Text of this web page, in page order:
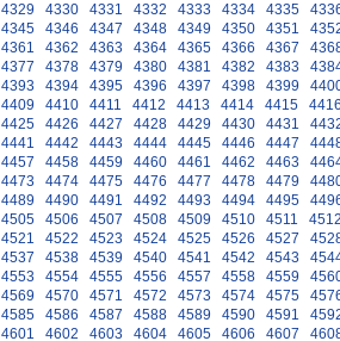
4329 4330 4331 4332 4333 4334 4335
4345 4346 4347 4348 4349 4350 4351
4361 4362 4363 4364 4365 4366 4367
4377 4378 4379 4380 4381 4382 4383
4393 4394 4395 4396 4397 4398 4399
4409 4410 4411 4412 4413 4414 4415
4425 4426 4427 4428 4429 4430 4431
4441 4442 4443 4444 4445 4446 4447
4457 4458 4459 4460 4461 4462 4463
4473 4474 4475 4476 4477 4478 4479
4489 4490 4491 4492 4493 4494 4495
4505 4506 4507 4508 4509 4510 4511
4521 4522 4523 4524 4525 4526 4527
4537 4538 4539 4540 4541 4542 4543
4553 4554 4555 4556 4557 4558 4559
4569 4570 4571 4572 4573 4574 4575
4585 4586 4587 4588 4589 4590 4591
4601 4602 4603 4604 4605 4606 4607